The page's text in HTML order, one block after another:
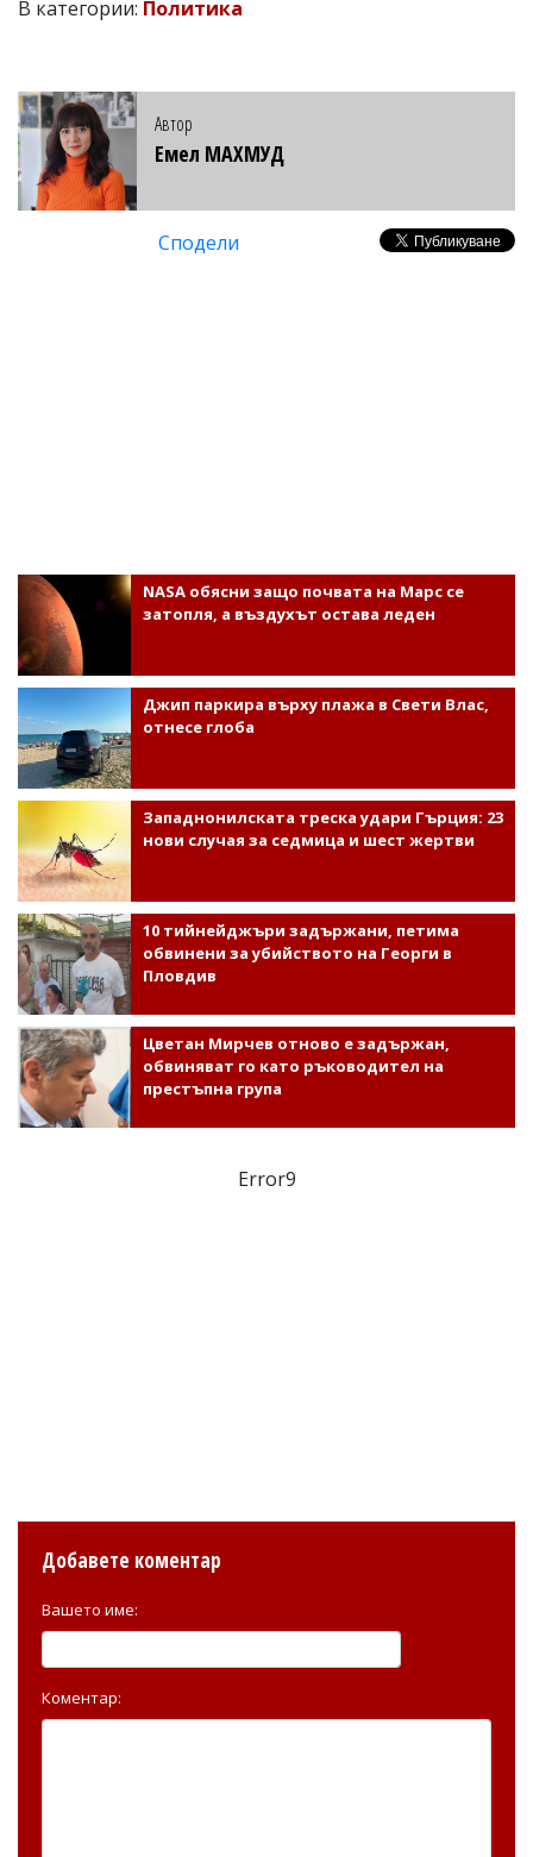
В категории: Политика
Автор
Емел МАХМУД
Сподели
NASA обясни защо почвата на Марс се
затопля, а въздухът остава леден
Джип паркира върху плажа в Свети Влас,
отнесе глоба
Западнонилската треска удари Гърция: 23
нови случая за седмица и шест жертви
10 тийнейджъри задържани, петима
обвинени за убийството на Георги в
Пловдив
Цветан Мирчев отново е задържан,
обвиняват го като ръководител на
престъпна група
Error9
Добавете коментар
Вашето име:
Коментар: